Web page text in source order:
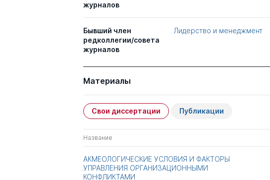
журналов
Бывший член
редколлегии/совета
журналов
Лидерство и менеджмент
Материалы
Свои диссертации Публикации
Название
АКМЕОЛОГИЧЕСКИЕ УСЛОВИЯ И ФАКТОРЫ
УПРАВЛЕНИЯ ОРГАНИЗАЦИОННЫМИ
КОНФЛИКТАМИ